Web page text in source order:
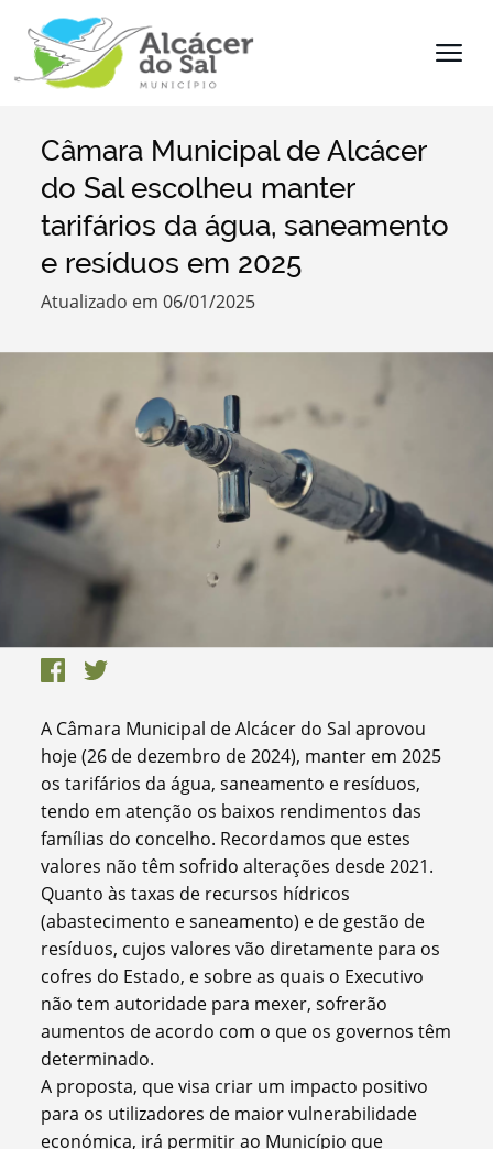
Termo de Pesquisa
Categorias
Câmara Municipal de Alcácer
do Sal escolheu manter
tarifários da água, saneamento
e resíduos em 2025
Atualizado em 06/01/2025
A Câmara Municipal de Alcácer do Sal aprovou
hoje (26 de dezembro de 2024), manter em 2025
os tarifários da água, saneamento e resíduos,
tendo em atenção os baixos rendimentos das
famílias do concelho. Recordamos que estes
valores não têm sofrido alterações desde 2021.
Quanto às taxas de recursos hídricos
(abastecimento e saneamento) e de gestão de
resíduos, cujos valores vão diretamente para os
cofres do Estado, e sobre as quais o Executivo
não tem autoridade para mexer, sofrerão
aumentos de acordo com o que os governos têm
determinado.
A proposta, que visa criar um impacto positivo
para os utilizadores de maior vulnerabilidade
económica, irá permitir ao Município que